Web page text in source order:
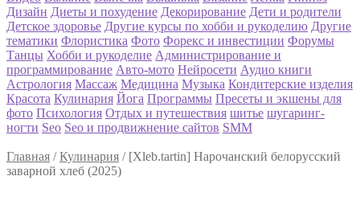
Дизайн Диеты и похудение Декорирование Дети и родители
Детское здоровье Другие курсы по хобби и рукоделию Другие
тематики Флористика Фото Форекс и инвестиции Форумы
Танцы Хобби и рукоделие Администрирование и
программирование Авто-мото Нейросети Аудио книги
Астрология Массаж Медицина Музыка Кондитерские изделия
Красота Кулинария Йога Программы Пресеты и экшены для
фото Психология Отдых и путешествия шитье шугаринг-
ногти Seo Seo и продвижнение сайтов SMM
Главная /Кулинария / [Xleb.tartin] Нарочанский белорусский
заварной хлеб (2025)